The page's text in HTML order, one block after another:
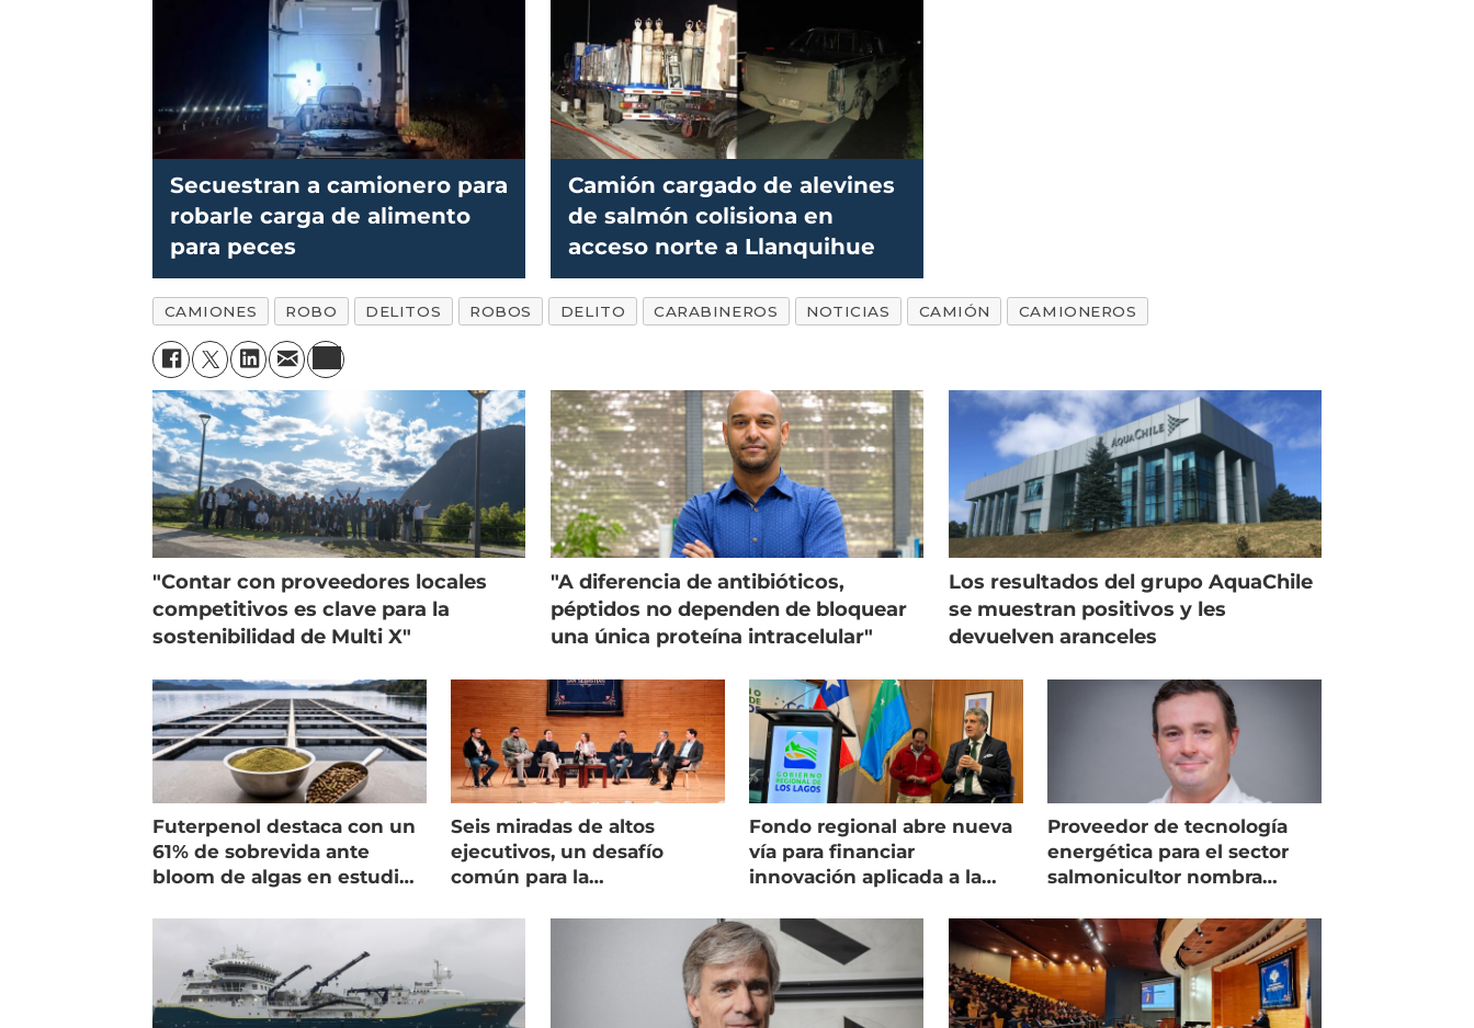
Secuestran a camionero para
robarle carga de alimento
para peces
Camión cargado de alevines
de salmón colisiona en
acceso norte a Llanquihue
CAMIONES ROBO DELITOS ROBOS DELITO CARABINEROS NOTICIAS CAMIÓN CAMIONEROS
"Contar con proveedores locales
competitivos es clave para la
sostenibilidad de Multi X"
"A diferencia de antibióticos,
péptidos no dependen de bloquear
una única proteína intracelular"
Los resultados del grupo AquaChile
se muestran positivos y les
devuelven aranceles
Futerpenol destaca con un
61% de sobrevida ante
bloom de algas en estudio
Seis miradas de altos
ejecutivos, un desafío
común para la
Fondo regional abre nueva
vía para financiar
innovación aplicada a la
Proveedor de tecnología
energética para el sector
salmonicultor nombra